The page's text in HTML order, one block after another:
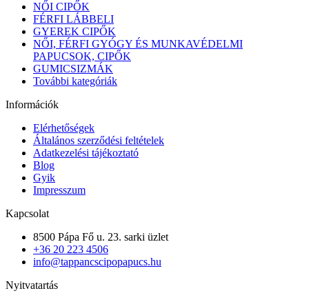
NŐI CIPŐK
FÉRFI LÁBBELI
GYEREK CIPŐK
NŐI, FÉRFI GYÓGY ÉS MUNKAVÉDELMI
PAPUCSOK, CIPŐK
GUMICSIZMÁK
További kategóriák
Információk
Elérhetőségek
Általános szerződési feltételek
Adatkezelési tájékoztató
Blog
Gyik
Impresszum
Kapcsolat
8500 Pápa Fő u. 23. sarki üzlet
+36 20 223 4506
info@tappancscipopapucs.hu
Nyitvatartás